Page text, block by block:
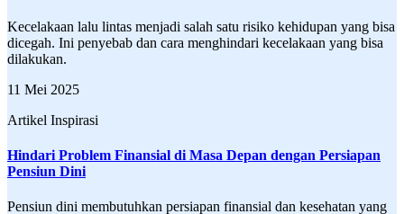
Kecelakaan lalu lintas menjadi salah satu risiko kehidupan yang bisa
dicegah. Ini penyebab dan cara menghindari kecelakaan yang bisa
dilakukan.
11 Mei 2025
Artikel Inspirasi
Hindari Problem Finansial di Masa Depan dengan Persiapan
Pensiun Dini
Pensiun dini membutuhkan persiapan finansial dan kesehatan yang